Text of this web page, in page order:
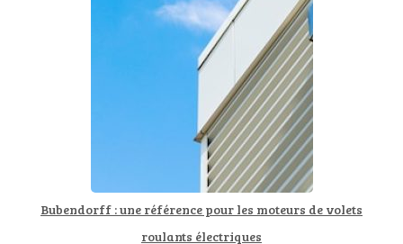
Bubendorff : une référence pour les moteurs de volets
roulants électriques